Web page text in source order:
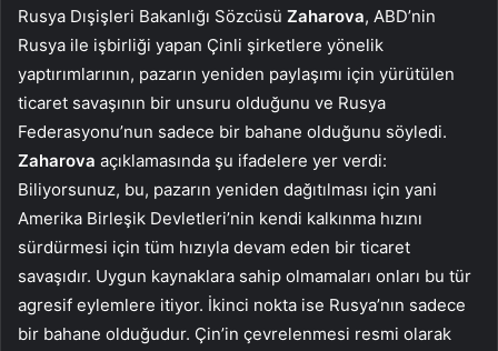
Rusya Dışişleri Bakanlığı Sözcüsü Zaharova, ABD’nin
Rusya ile işbirliği yapan Çinli şirketlere yönelik
yaptırımlarının, pazarın yeniden paylaşımı için yürütülen
ticaret savaşının bir unsuru olduğunu ve Rusya
Federasyonu’nun sadece bir bahane olduğunu söyledi.
Zaharova açıklamasında şu ifadelere yer verdi:
Biliyorsunuz, bu, pazarın yeniden dağıtılması için yani
Amerika Birleşik Devletleri’nin kendi kalkınma hızını
sürdürmesi için tüm hızıyla devam eden bir ticaret
savaşıdır. Uygun kaynaklara sahip olmamaları onları bu tür
agresif eylemlere itiyor. İkinci nokta ise Rusya’nın sadece
bir bahane olduğudur. Çin’in çevrelenmesi resmi olarak